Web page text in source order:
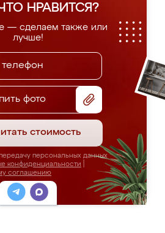
НРАВИТСЯ?
— сделаем также или
лучше!
фото
стоимость
персональных данных
конфиденциальности
соглашению